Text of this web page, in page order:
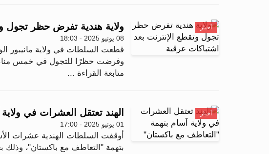
أخبار ولاية هندية تفرض حظر تجول
08 يونيو 2025 - 18:03
قطعت السلطات في ولاية مانيبور
وفرضت حظرًا للتجول في خمس
متابعة القراءة ...
أخبار الهند تعتقل العشرات في
01 يونيو 2025 - 17:00
أوقفت السلطات الهندية عشرات
بتهمة "التعاطف مع باكستان"،